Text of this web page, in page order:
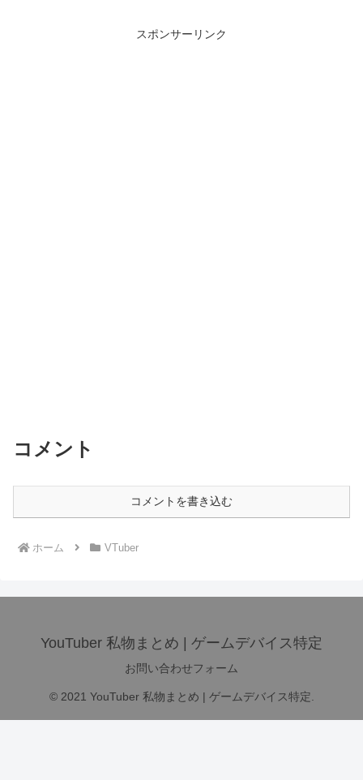
スポンサーリンク
コメント
コメントを書き込む
ホーム VTuber
YouTuber 私物まとめ | ゲームデバイス特定
お問い合わせフォーム
© 2021 YouTuber 私物まとめ | ゲームデバイス特定.